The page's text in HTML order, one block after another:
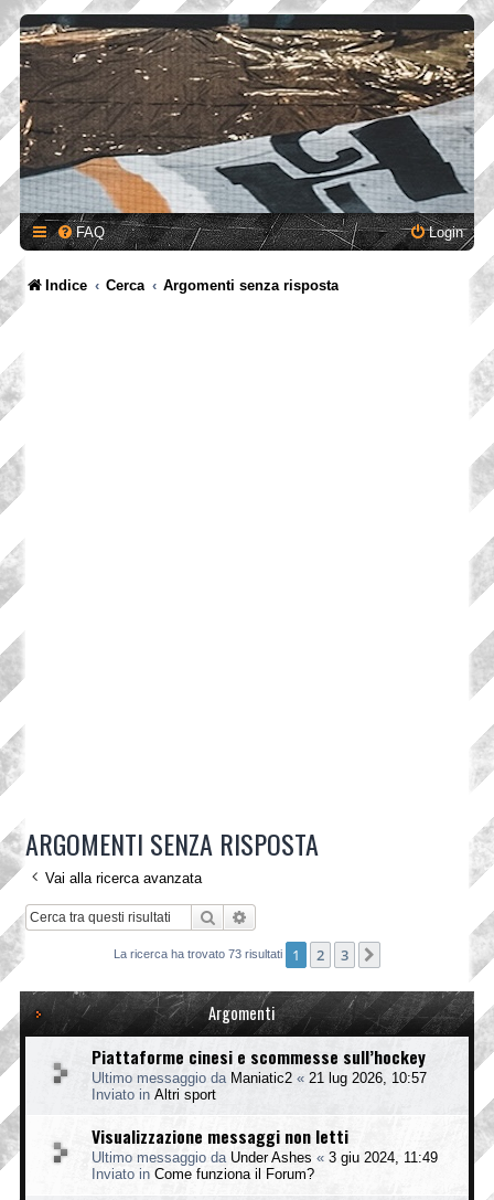
FAQ Login
Indice Cerca Argomenti senza risposta
ARGOMENTI SENZA RISPOSTA
Vai alla ricerca avanzata
Cerca
La ricerca ha trovato 73 risultati 1 2 3
Argomenti
Piattaforme cinesi e scommesse sull’hockey
Ultimo messaggio da Maniatic2 « 21 lug 2026, 10:57
Inviato in Altri sport
Visualizzazione messaggi non letti
Ultimo messaggio da Under Ashes « 3 giu 2024, 11:49
Inviato in Come funziona il Forum?